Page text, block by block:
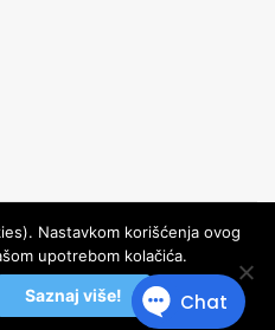
WordPress Theme
Nastavkom korišćenja ovog
upotrebom kolačića.
Saznaj više!